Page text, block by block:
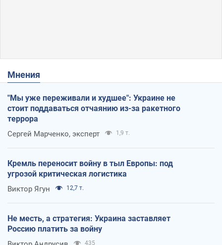
Мнения
"Мы уже переживали и худшее": Украине не
стоит поддаваться отчаянию из-за ракетного
террора
Сергей Марченко, эксперт 1,9 т.
Кремль переносит войну в тыл Европы: под
угрозой критическая логистика
Виктор Ягун 12,7 т.
Не месть, а стратегия: Украина заставляет
Россию платить за войну
435